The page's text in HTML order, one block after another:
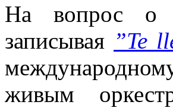
На вопрос о
записывая ”Te
живым